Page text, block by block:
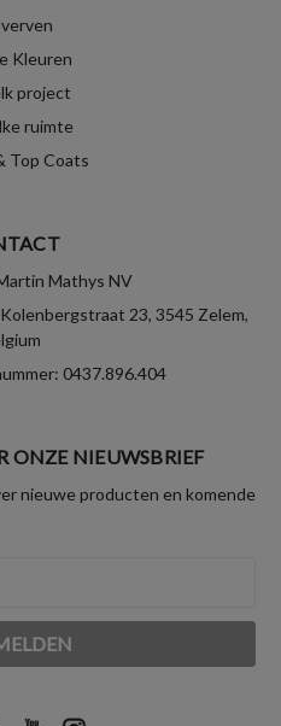
Kleuren
project
ruimte
Top Coats
Mathys NV
23, 3545 Zelem,
0437.896.404
ONZE NIEUWSBRIEF
nieuwe producten en komende